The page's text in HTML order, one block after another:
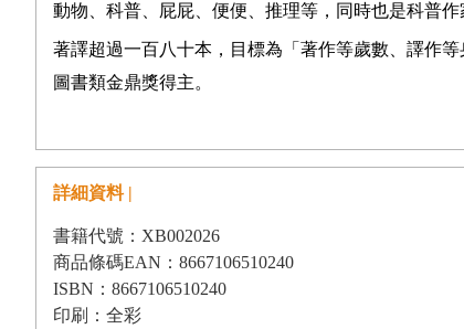
動物、科普、屁屁、便便、推理等，同時也是科普作
著譯超過一百八十本，目標為「著作等歲數、譯作
圖書類金鼎獎得主。
詳細資料 |
書籍代號：XB002026
商品條碼EAN：8667106510240
ISBN：8667106510240
印刷：全彩